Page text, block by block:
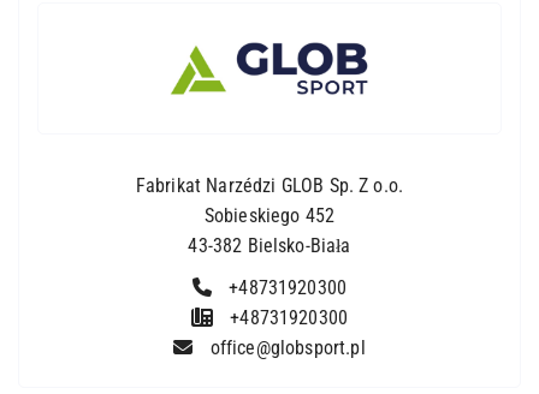
Fabrikat Narzédzi GLOB Sp. Z o.o.
Sobieskiego 452
43-382 Bielsko-Biała
+48731920300
+48731920300
office@globsport.pl